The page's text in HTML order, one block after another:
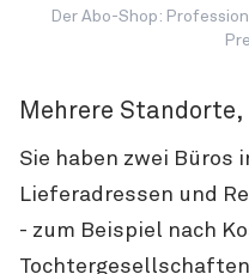
Der Abo-Shop:
Mehrere Standorte,
Sie haben zwei Büros
Lieferadressen und
- zum Beispiel nach